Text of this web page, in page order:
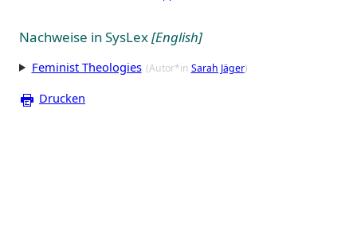
Nachweise in SysLex[English]
Feminist Theologies (Autor*in Sarah Jäger)
Drucken